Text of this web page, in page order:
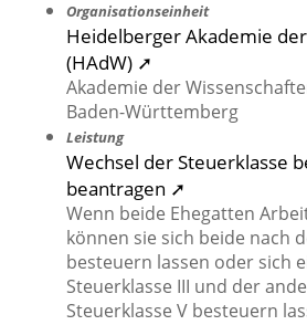
Organisationseinheit
Heidelberger Akademie
(HAdW) ➚
Akademie der
Baden-Württemberg
Leistung
Wechsel der Steuerklasse
beantragen ➚
Wenn beide Ehegatten
können sie sich beide nach
besteuern lassen oder sich
Steuerklasse III und der
Steuerklasse V besteuern